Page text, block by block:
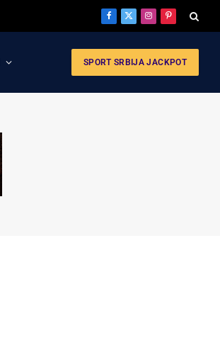
Facebook
X
Instagram
Pinterest
SPORT SRBIJA JACKPOT